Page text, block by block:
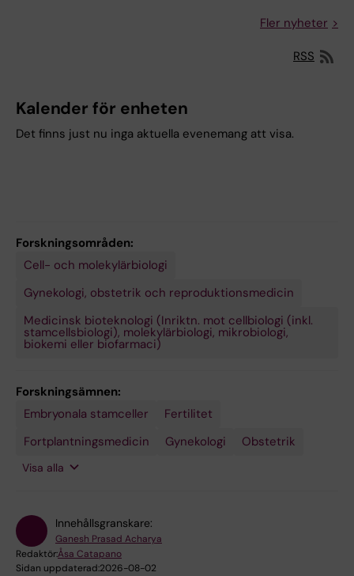
Fler nyheter
RSS
Kalender för enheten
Det finns just nu inga aktuella evenemang att visa.
Forskningsområden:
Cell- och molekylärbiologi
Gynekologi, obstetrik och reproduktionsmedicin
Medicinsk bioteknologi (Inriktn. mot cellbiologi (inkl.
stamcellsbiologi), molekylärbiologi, mikrobiologi,
biokemi eller biofarmaci)
Forskningsämnen:
Embryonala stamceller
Fertilitet
Fortplantningsmedicin
Gynekologi Obstetrik
Osteogenesis
Stamceller
Stamcellstransplantation
Visa alla
Innehållsgranskare:
Ganesh Prasad Acharya
Redaktör:Åsa Catapano
Sidan uppdaterad:2026-08-02